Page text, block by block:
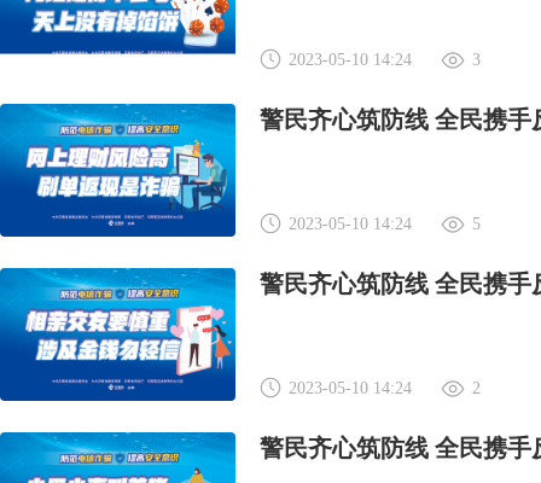
2023-05-10 14:24 3
警民齐心筑防线 全民携手
2023-05-10 14:24 5
警民齐心筑防线 全民携手
2023-05-10 14:24 2
警民齐心筑防线 全民携手